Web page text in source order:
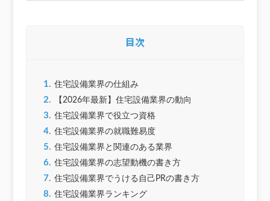
目次
1. 住宅設備業界の仕組み
2. 【2026年最新】住宅設備業界の動向
3. 住宅設備業界で役立つ資格
4. 住宅設備業界の就職難易度
5. 住宅設備業界と関連のある業界
6. 住宅設備業界の志望動機の書き方
7. 住宅設備業界でうける自己PRの書き方
8. 住宅設備業界ランキング